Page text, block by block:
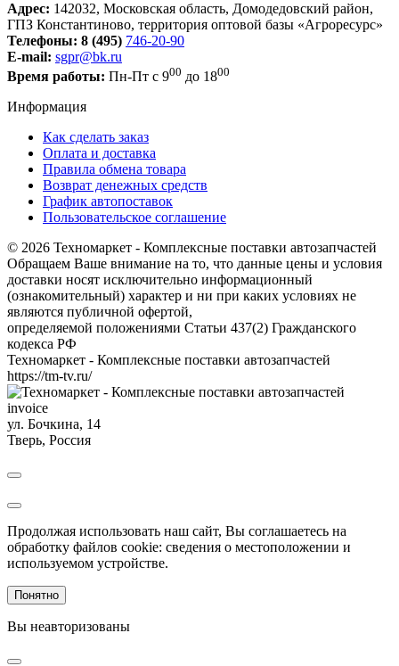
Адрес: 142032, Московская область, Домодедовский район,
ГПЗ Константиново, территория оптовой базы «Агроресурс»
Телефоны: 8 (495) 746-20-90
E-mail: sgpr@bk.ru
Время работы: Пн-Пт с 900 до 1800
Информация
Как сделать заказ
Оплата и доставка
Правила обмена товара
Возврат денежных средств
График автопоставок
Пользовательское соглашение
© 2026 Техномаркет - Комплексные поставки автозапчастей
Обращаем Ваше внимание на то, что данные цены и условия
доставки носят исключительно информационный
(ознакомительный) характер и ни при каких условиях не
являются публичной офертой,
определяемой положениями Статьи 437(2) Гражданского
кодекса РФ
Техномаркет - Комплексные поставки автозапчастей
https://tm-tv.ru/
invoice
ул. Бочкина, 14
Тверь, Россия
Продолжая использовать наш сайт, Вы соглашаетесь на
обработку файлов cookie: сведения о местоположении и
используемом устройстве.
Понятно
Вы неавторизованы